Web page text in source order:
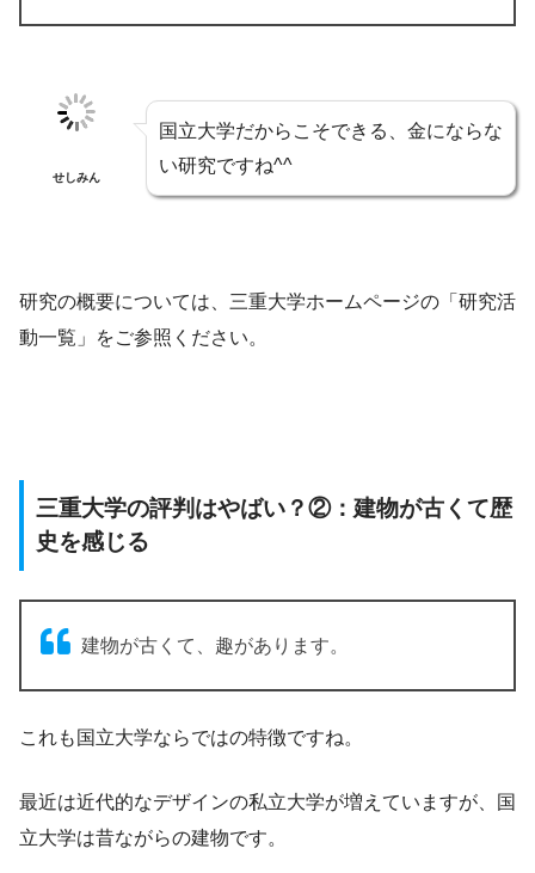
せしみん
国立大学だからこそできる、金にならな
い研究ですね^^
研究の概要については、三重大学ホームページの「研究活
動一覧」をご参照ください。
三重大学の評判はやばい？②：建物が古くて歴
史を感じる
建物が古くて、趣があります。
これも国立大学ならではの特徴ですね。
最近は近代的なデザインの私立大学が増えていますが、国
立大学は昔ながらの建物です。